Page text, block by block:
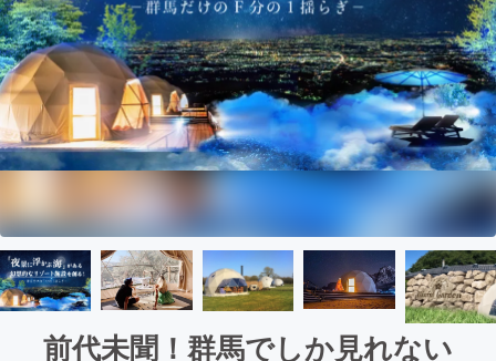
前代未聞！群馬でしか見れない